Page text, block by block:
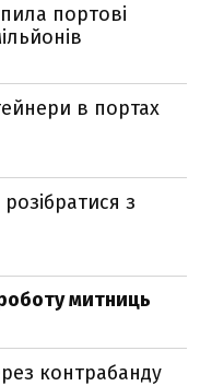
портові
в портах
з
митниць
контрабанду